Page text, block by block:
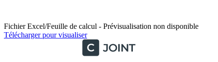
Fichier Excel/Feuille de calcul - Prévisualisation non disponible
Télécharger pour visualiser